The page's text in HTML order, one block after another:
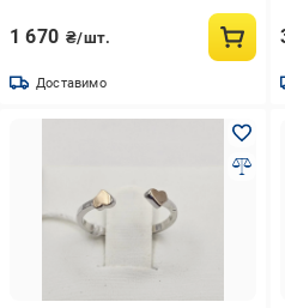
1 670 ₴/шт.
Доставимо